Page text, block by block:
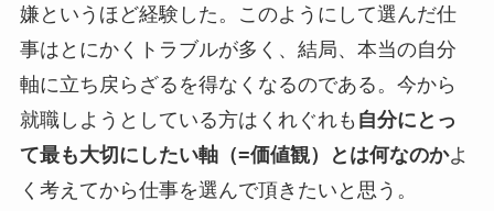
嫌というほど経験した。このようにして選んだ仕
事はとにかくトラブルが多く、結局、本当の自分
軸に立ち戻らざるを得なくなるのである。今から
就職しようとしている方はくれぐれも 自分にとっ
て最も大切にしたい軸（=価値観）とは何なのかよ
く考えてから仕事を選んで頂きたいと思う。